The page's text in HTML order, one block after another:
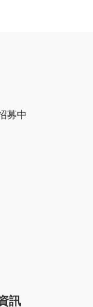
募中
訊